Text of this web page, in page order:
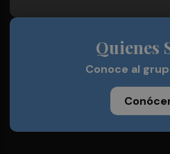
Quienes
Conoce al